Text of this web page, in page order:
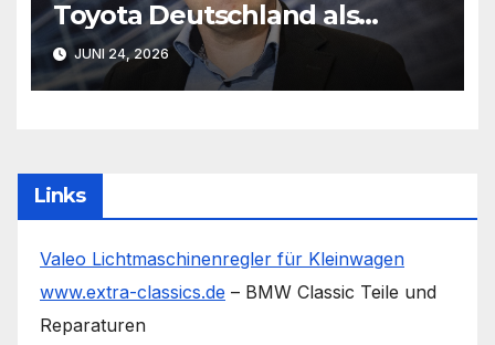
Toyota Deutschland als
Marketingleiter
JUNI 24, 2026
Links
Valeo Lichtmaschinenregler für Kleinwagen
www.extra-classics.de – BMW Classic Teile und
Reparaturen